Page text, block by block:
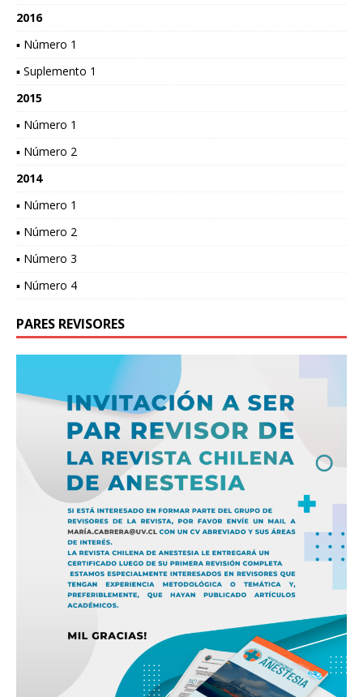
2016
▪ Número 1
▪ Suplemento 1
2015
▪ Número 1
▪ Número 2
2014
▪ Número 1
▪ Número 2
▪ Número 3
▪ Número 4
PARES REVISORES